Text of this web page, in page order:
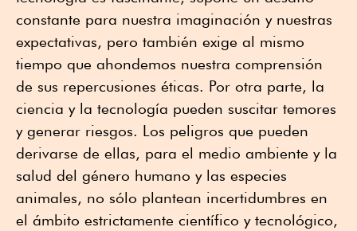
constante para nuestra imaginación y nuestras
expectativas, pero también exige al mismo
tiempo que ahondemos nuestra comprensión
de sus repercusiones éticas. Por otra parte, la
ciencia y la tecnología pueden suscitar temores
y generar riesgos. Los peligros que pueden
derivarse de ellas, para el medio ambiente y la
salud del género humano y las especies
animales, no sólo plantean incertidumbres en
el ámbito estrictamente científico y tecnológico,